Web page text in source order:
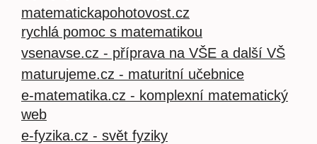
matematickapohotovost.cz
rychlá pomoc s matematikou
vsenavse.cz - příprava na VŠE a další VŠ
maturujeme.cz - maturitní učebnice
e-matematika.cz - komplexní matematický
web
e-fyzika.cz - svět fyziky